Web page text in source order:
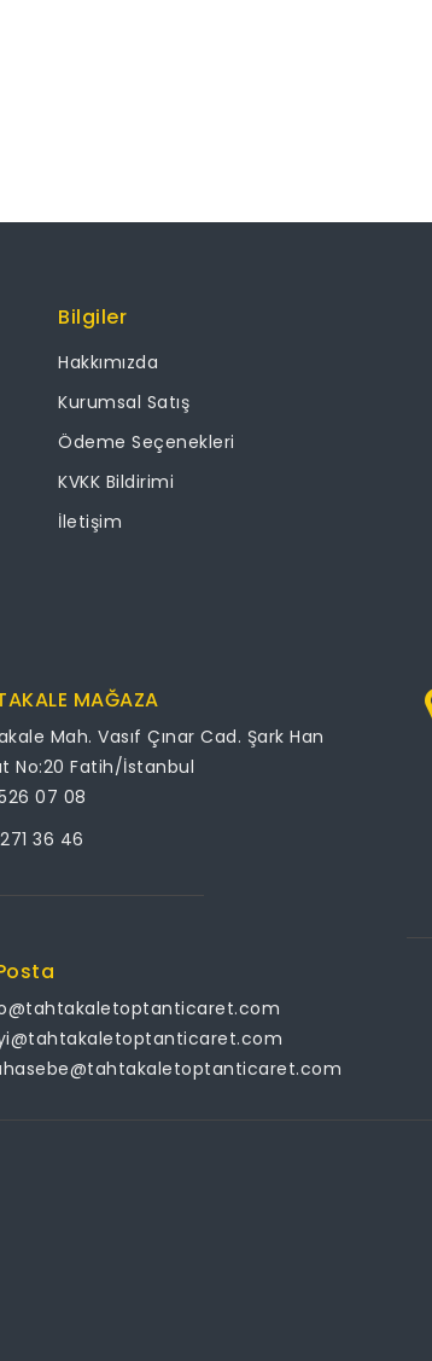
Bilgiler
Hakkımızda
Kurumsal Satış
Ödeme Seçenekleri
KVKK Bildirimi
İletişim
MAĞAZA
Mah. Vasıf Çınar Cad. Şark Han
No:20 Fatih/İstanbul
07 08
36 46